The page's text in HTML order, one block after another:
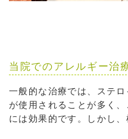
当院でのアレルギー治
一般的な治療では、ステ
が使用されることが多く
には効果的です。しかし